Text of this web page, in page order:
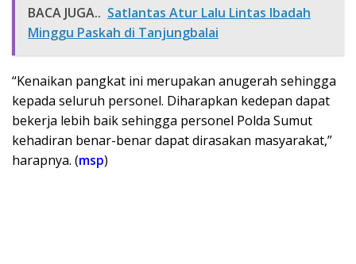
BACA JUGA.. Satlantas Atur Lalu Lintas Ibadah
Minggu Paskah di Tanjungbalai
“Kenaikan pangkat ini merupakan anugerah sehingga
kepada seluruh personel. Diharapkan kedepan dapat
bekerja lebih baik sehingga personel Polda Sumut
kehadiran benar-benar dapat dirasakan masyarakat,”
harapnya. (msp)